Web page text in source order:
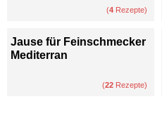
(4 Rezepte)
Jause für Feinschmecker
Mediterran
(22 Rezepte)